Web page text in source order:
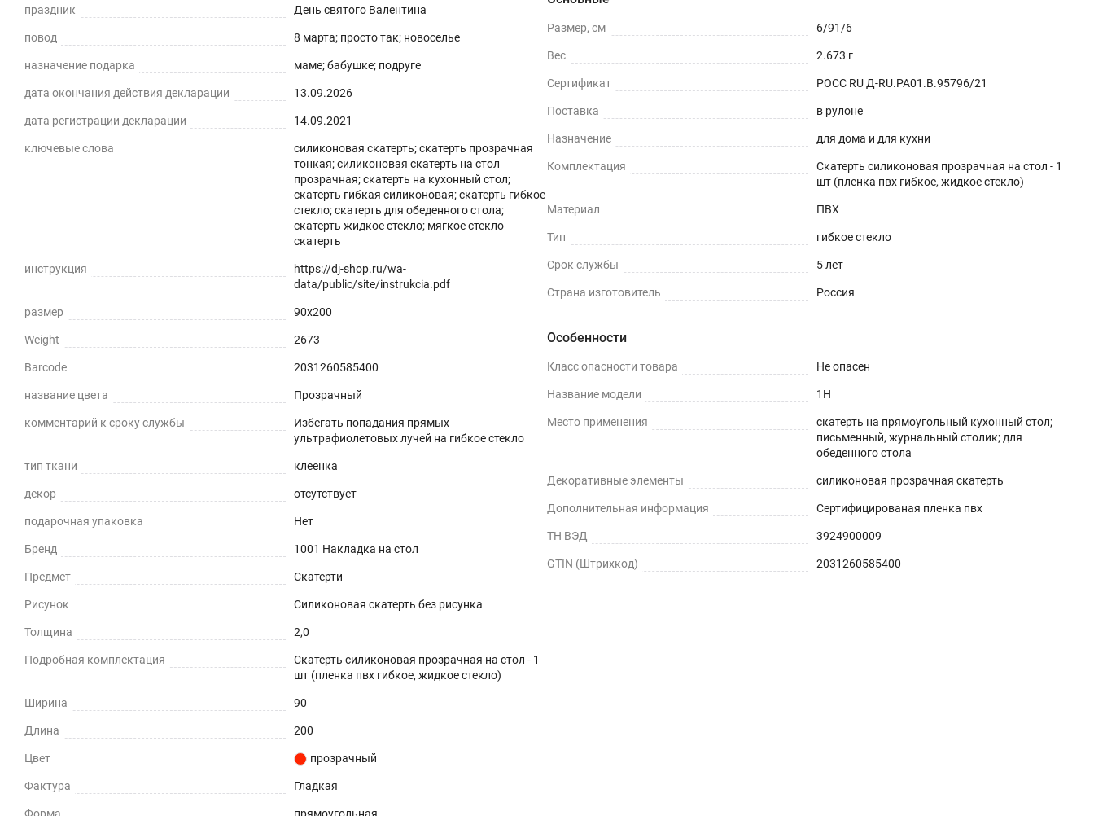
практичное решение для защиты плоских горизонтальных поверхностей и скатертей, а также для улучшения их внешнего вида. Для производства используется
экологически чистый ПВХ-материал с характеристиками водонепроницаемости, нескользкости, термостойкости (максимум до 70°С).
Прозрачная и Гибкая
Не скрывает натуральный цвет вашего стола или скатерти.
Приглушает звон столовых приборов.
Безопасно
Для людей и животных
Не нужно клеить
Прочность и износостойкость
праздник День святого Валентина
повод 8 марта; просто так; новоселье
назначение подарка маме; бабушке; подруге
дата окончания действия декларации 13.09.2026
дата регистрации декларации 14.09.2021
ключевые слова
силиконовая скатерть; скатерть прозрачная
тонкая; силиконовая скатерть на стол
прозрачная; скатерть на кухонный стол;
скатерть гибкая силиконовая; скатерть гибкое
стекло; скатерть для обеденного стола;
скатерть жидкое стекло; мягкое стекло
скатерть
инструкция
https://dj-shop.ru/wa-
data/public/site/instrukcia.pdf
размер 90x200
Weight 2673
Barcode 2031260585400
название цвета Прозрачный
комментарий к сроку службы
Избегать попадания прямых
ультрафиолетовых лучей на гибкое стекло
тип ткани клеенка
декор отсутствует
подарочная упаковка Нет
Бренд 1001 Накладка на стол
Предмет Скатерти
Рисунок Силиконовая скатерть без рисунка
Толщина 2,0
Подробная комплектация
Скатерть силиконовая прозрачная на стол - 1
шт (пленка пвх гибкое, жидкое стекло)
Ширина 90
Длина 200
Цвет прозрачный
Фактура Гладкая
Размер, см 6/91/6
Вес 2.673 г
Сертификат РОСС RU Д-RU.РА01.В.95796/21
Поставка в рулоне
Назначение для дома и для кухни
Комплектация
Скатерть силиконовая прозрачная на стол - 1
шт (пленка пвх гибкое, жидкое стекло)
Материал ПВХ
Тип гибкое стекло
Срок службы 5 лет
Страна изготовитель Россия
Особенности
Класс опасности товара Не опасен
Название модели 1H
Место применения
скатерть на прямоугольный кухонный стол;
письменный, журнальный столик; для
обеденного стола
Декоративные элементы силиконовая прозрачная скатерть
Дополнительная информация Сертифицированая пленка пвх
ТН ВЭД 3924900009
GTIN (Штрихкод) 2031260585400